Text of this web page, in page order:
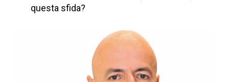
questa sfida?